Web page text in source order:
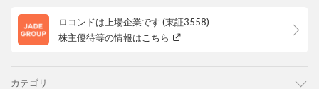
ロコンドは上場企業です (東証3558)
株主優待等の情報はこちら
カテゴリ